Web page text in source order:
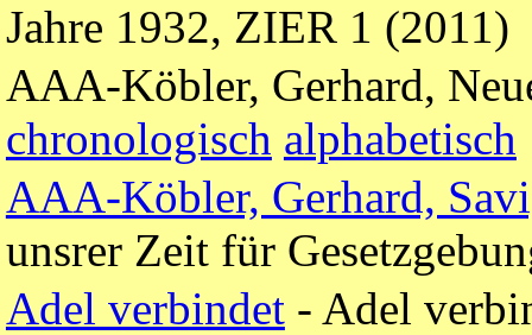
Jahre 1932, ZIER 1 (2011)
AAA-Köbler, Gerhard,
chronologisch alphabetisch
AAA-Köbler, Gerhard,
unsrer Zeit für
Adel verbindet- Adel